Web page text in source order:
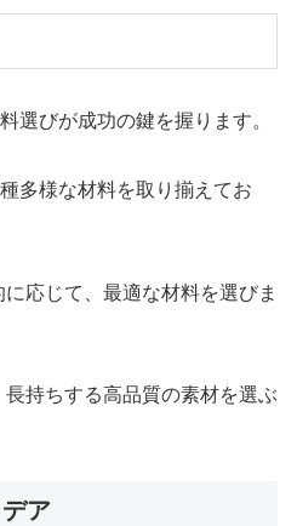
選びが成功の鍵を握ります。
多様な材料を取り揃えてお
応じて、最適な材料を選びま
持ちする高品質の素材を選ぶ
ア